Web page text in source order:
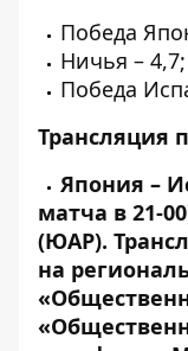
Победа
Ничья – 4,7;
Победа
Трансляция
Япония –
матча в 21-
(ЮАР).
на